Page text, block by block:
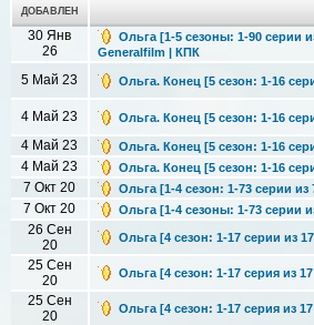
ДОБАВЛЕН
30 Янв
26
Ольга [1-5 сезоны: 1-90 серии
Generalfilm | КПК
5 Май 23 Ольга. Конец [5 сезон: 1-16
4 Май 23 Ольга. Конец [5 сезон: 1-16
4 Май 23 Ольга. Конец [5 сезон: 1-16
4 Май 23 Ольга. Конец [5 сезон: 1-16
7 Окт 20 Ольга [1-4 сезон: 1-73 серии из
7 Окт 20 Ольга [1-4 сезоны: 1-73 серии
26 Сен
20
Ольга [4 сезон: 1-17 серии из
25 Сен
20
Ольга [4 сезон: 1-17 серия из
25 Сен
20
Ольга [4 сезон: 1-17 серия из